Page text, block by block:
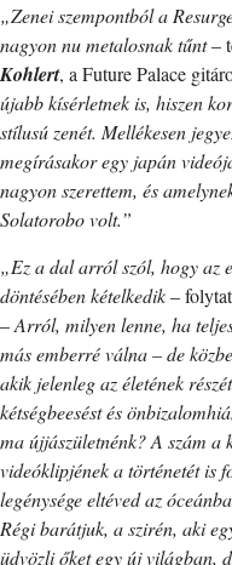
„Zenei szempontból a
nagyon nu metalosnak tűnt–
Kohlert, a Future Palace
újabb kísérletnek is, hiszen
stílusú zenét. Mellékesen
megírásakor egy japán
nagyon szerettem, és
Solatorobo volt.”
„Ez a dal arról szól, hogy az
döntésében kételkedik–
–Arról, milyen lenne, ha
más emberré válna – de
akik jelenleg az életének
kétségbeesést és
ma újjászületnénk? A szám
videóklipjének a történetét is
legénysége eltéved az
Régi barátjuk, a szirén, aki
üdvözli őket egy új világban,